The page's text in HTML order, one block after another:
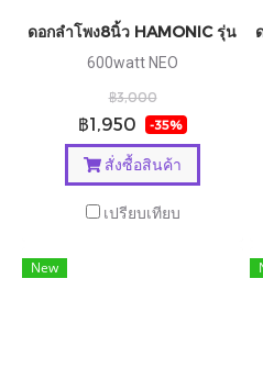
ดอกลำโพง8นิ้ว HAMONIC รุ่น
600watt NEO
฿3,000
฿1,950 -35%
สั่งซื้อสินค้า
เปรียบเทียบ
New